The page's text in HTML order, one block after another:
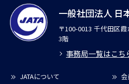
一般社団法人 日
〒100-0013 千代田区
3階
事務局一覧はこち
JATAについて